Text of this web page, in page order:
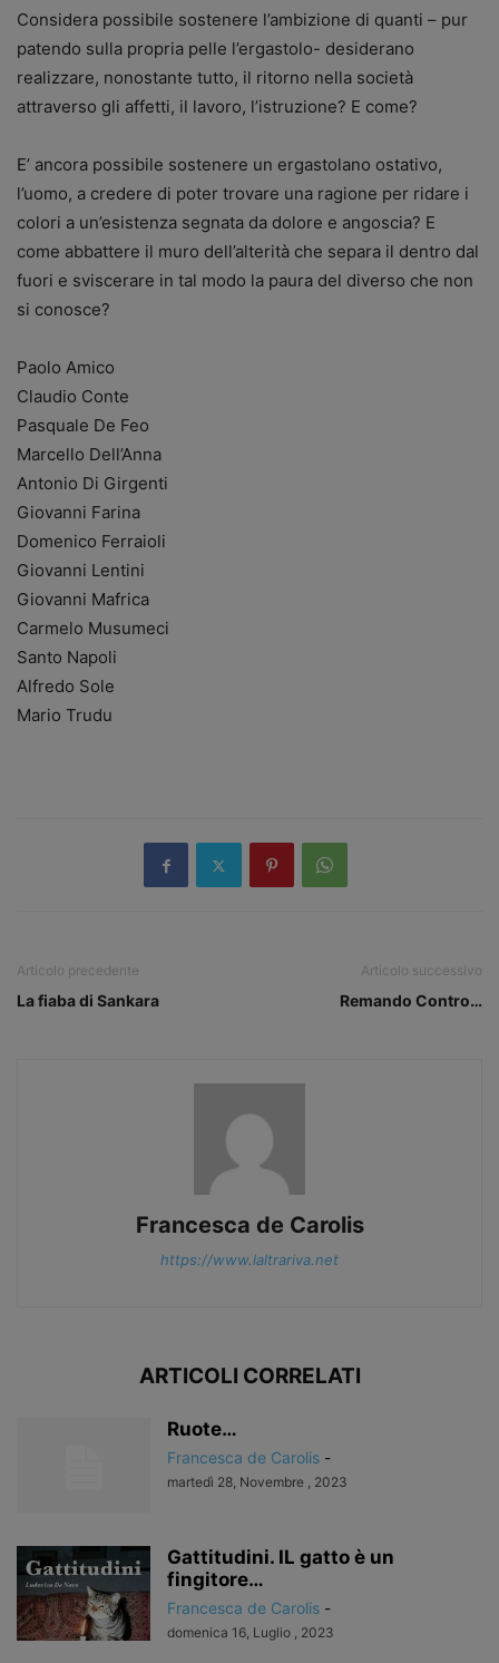
Considera possibile sostenere l’ambizione di quanti – pur
patendo sulla propria pelle l’ergastolo- desiderano
realizzare, nonostante tutto, il ritorno nella società
attraverso gli affetti, il lavoro, l’istruzione? E come?
E’ ancora possibile sostenere un ergastolano ostativo,
l’uomo, a credere di poter trovare una ragione per ridare i
colori a un’esistenza segnata da dolore e angoscia? E
come abbattere il muro dell’alterità che separa il dentro dal
fuori e sviscerare in tal modo la paura del diverso che non
si conosce?
Paolo Amico
Claudio Conte
Pasquale De Feo
Marcello Dell’Anna
Antonio Di Girgenti
Giovanni Farina
Domenico Ferraioli
Giovanni Lentini
Giovanni Mafrica
Carmelo Musumeci
Santo Napoli
Alfredo Sole
Mario Trudu
Articolo precedente
La fiaba di Sankara
Articolo successivo
Remando Contro…
Francesca de Carolis
https://www.laltrariva.net
ARTICOLI CORRELATI
Ruote…
Francesca de Carolis -
martedì 28, Novembre , 2023
Gattitudini. IL gatto è un
fingitore…
Francesca de Carolis -
domenica 16, Luglio , 2023